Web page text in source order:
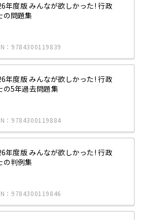
年度版 みんなが欲しかった! 行政
の問題集
：9784300119839
年度版 みんなが欲しかった! 行政
の5年過去問題集
：9784300119884
年度版 みんなが欲しかった! 行政
の判例集
：9784300119846